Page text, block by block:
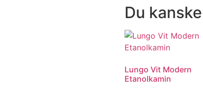
Du
Lungo Vit Modern
Etanolkamin